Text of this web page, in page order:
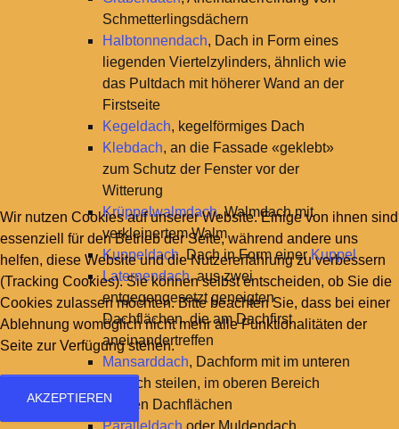
Schmetterlingsdächern
Halbtonnendach, Dach in Form eines
liegenden Viertelzylinders, ähnlich wie
das Pultdach mit höherer Wand an der
Firstseite
Kegeldach, kegelförmiges Dach
Klebdach, an die Fassade «geklebt»
zum Schutz der Fenster vor der
Witterung
Krüppelwalmdach, Walmdach mit
verkleinertem Walm
Kuppeldach, Dach in Form einerKuppel
Laternendach, aus zwei
entgegengesetzt geneigten
Dachflächen, die am Dachfirst
aneinandertreffen
Mansarddach, Dachform mit im unteren
Bereich steilen, im oberen Bereich
flachen Dachflächen
Wir nutzen Cookies auf unserer Website. Einige von ihnen sind
essenziell für den Betrieb der Seite, während andere uns
helfen, diese Website und die Nutzererfahrung zu verbessern
(Tracking Cookies). Sie können selbst entscheiden, ob Sie die
Cookies zulassen möchten. Bitte beachten Sie, dass bei einer
Ablehnung womöglich nicht mehr alle Funktionalitäten der
Seite zur Verfügung stehen.
AKZEPTIEREN